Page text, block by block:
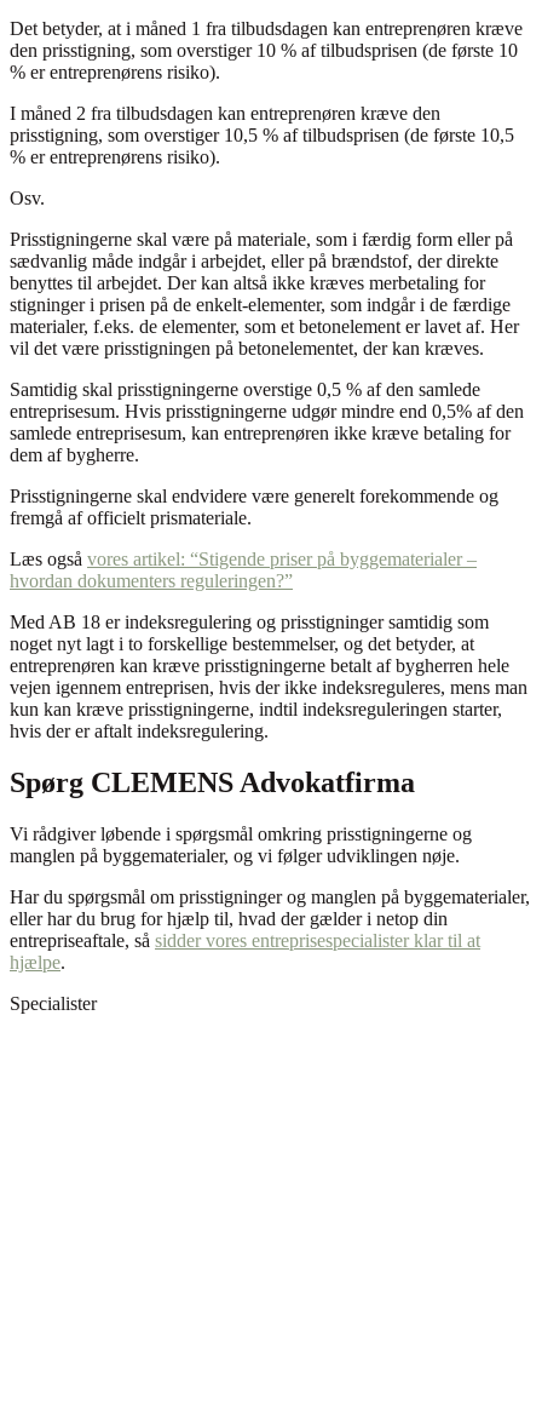
Det betyder, at i måned 1 fra tilbudsdagen kan entreprenøren kræve
den prisstigning, som overstiger 10 % af tilbudsprisen (de første 10
% er entreprenørens risiko).
I måned 2 fra tilbudsdagen kan entreprenøren kræve den
prisstigning, som overstiger 10,5 % af tilbudsprisen (de første 10,5
% er entreprenørens risiko).
Osv.
Prisstigningerne skal være på materiale, som i færdig form eller på
sædvanlig måde indgår i arbejdet, eller på brændstof, der direkte
benyttes til arbejdet. Der kan altså ikke kræves merbetaling for
stigninger i prisen på de enkelt-elementer, som indgår i de færdige
materialer, f.eks. de elementer, som et betonelement er lavet af. Her
vil det være prisstigningen på betonelementet, der kan kræves.
Samtidig skal prisstigningerne overstige 0,5 % af den samlede
entreprisesum. Hvis prisstigningerne udgør mindre end 0,5% af den
samlede entreprisesum, kan entreprenøren ikke kræve betaling for
dem af bygherre.
Prisstigningerne skal endvidere være generelt forekommende og
fremgå af officielt prismateriale.
Læs også vores artikel: “Stigende priser på byggematerialer –
hvordan dokumenters reguleringen?”
Med AB 18 er indeksregulering og prisstigninger samtidig som
noget nyt lagt i to forskellige bestemmelser, og det betyder, at
entreprenøren kan kræve prisstigningerne betalt af bygherren hele
vejen igennem entreprisen, hvis der ikke indeksreguleres, mens man
kun kan kræve prisstigningerne, indtil indeksreguleringen starter,
hvis der er aftalt indeksregulering.
Spørg CLEMENS Advokatfirma
Vi rådgiver løbende i spørgsmål omkring prisstigningerne og
manglen på byggematerialer, og vi følger udviklingen nøje.
Har du spørgsmål om prisstigninger og manglen på byggematerialer,
eller har du brug for hjælp til, hvad der gælder i netop din
entrepriseaftale, så sidder vores entreprisespecialister klar til at
hjælpe.
Specialister